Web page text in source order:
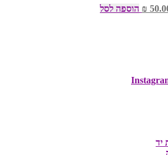
₪ המחיר
הנוכחי
הוספה לסל
יד